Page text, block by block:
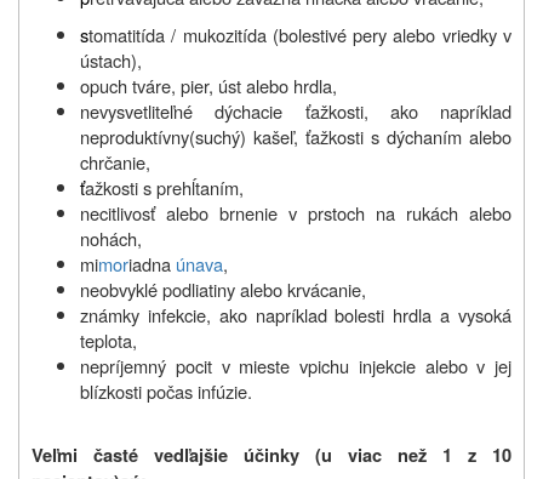
stomatitída / mukozitída (bolestivé pery alebo vriedky v
ústach),
opuch tváre, pier, úst alebo hrdla,
nevysvetliteľné dýchacie ťažkosti, ako napríklad
neproduktívny(suchý) kašeľ, ťažkosti s dýchaním alebo
chrčanie,
ťažkosti s prehĺtaním,
necitlivosť alebo brnenie v prstoch na rukách alebo
nohách,
mimoriadna únava,
neobvyklé podliatiny alebo krvácanie,
známky infekcie, ako napríklad bolesti hrdla a vysoká
teplota,
nepríjemný pocit v mieste vpichu injekcie alebo v jej
blízkosti počas infúzie.
Veľmi časté vedľajšie účinky
(u viac než 1 z 10